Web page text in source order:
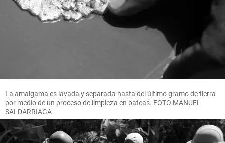
La amalgama es lavada y separada hasta del último gramo de tierra
por medio de un proceso de limpieza en bateas. FOTO MANUEL
SALDARRIAGA